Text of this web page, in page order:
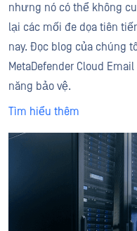
nhưng nó có thể không
lại các mối đe dọa tiên
nay. Đọc blog của chúng
MetaDefender Cloud
năng bảo vệ.
Tìm hiểu thêm